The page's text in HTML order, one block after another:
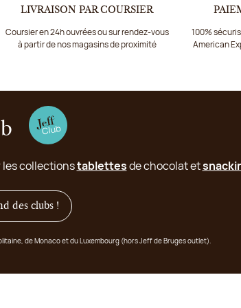
LIVRAISON PAR COURSIER
Coursier en 24h ouvrées ou sur rendez-vous
à partir de nos magasins de proximité
100%
American
les collectionstablettesde chocolat et
des clubs !
de Monaco et du Luxembourg (hors Jeff de Bruges outlet).